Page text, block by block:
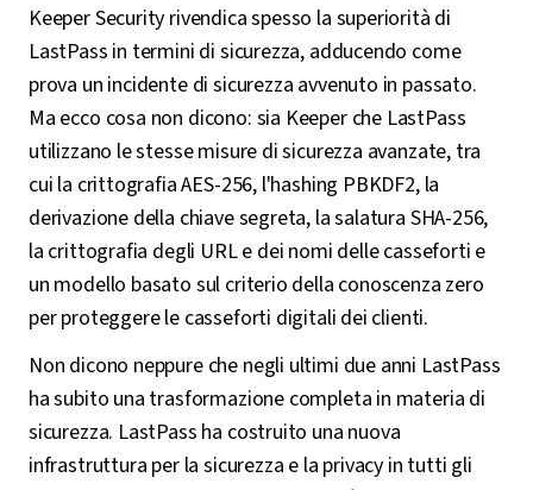
Keeper Security rivendica spesso la superiorità di
LastPass in termini di sicurezza, adducendo come
prova un incidente di sicurezza avvenuto in passato.
Ma ecco cosa non dicono: sia Keeper che LastPass
utilizzano le stesse misure di sicurezza avanzate, tra
cui la crittografia AES-256, l'hashing PBKDF2, la
derivazione della chiave segreta, la salatura SHA-256,
la crittografia degli URL e dei nomi delle casseforti e
un modello basato sul criterio della conoscenza zero
per proteggere le casseforti digitali dei clienti.
Non dicono neppure che negli ultimi due anni LastPass
ha subito una trasformazione completa in materia di
sicurezza. LastPass ha costruito una nuova
infrastruttura per la sicurezza e la privacy in tutti gli